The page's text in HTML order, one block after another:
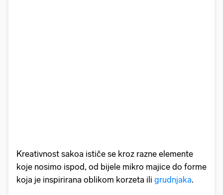
Kreativnost sakoa ističe se kroz razne elemente
koje nosimo ispod, od bijele mikro majice do forme
koja je inspirirana oblikom korzeta ili grudnjaka.